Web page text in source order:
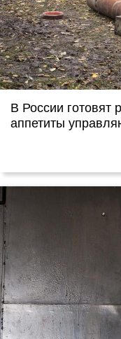
В России готовят
аппетиты